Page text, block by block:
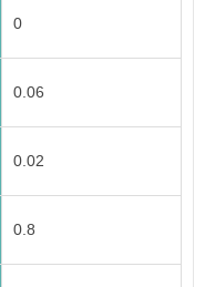
0
0.06
0.02
0.8